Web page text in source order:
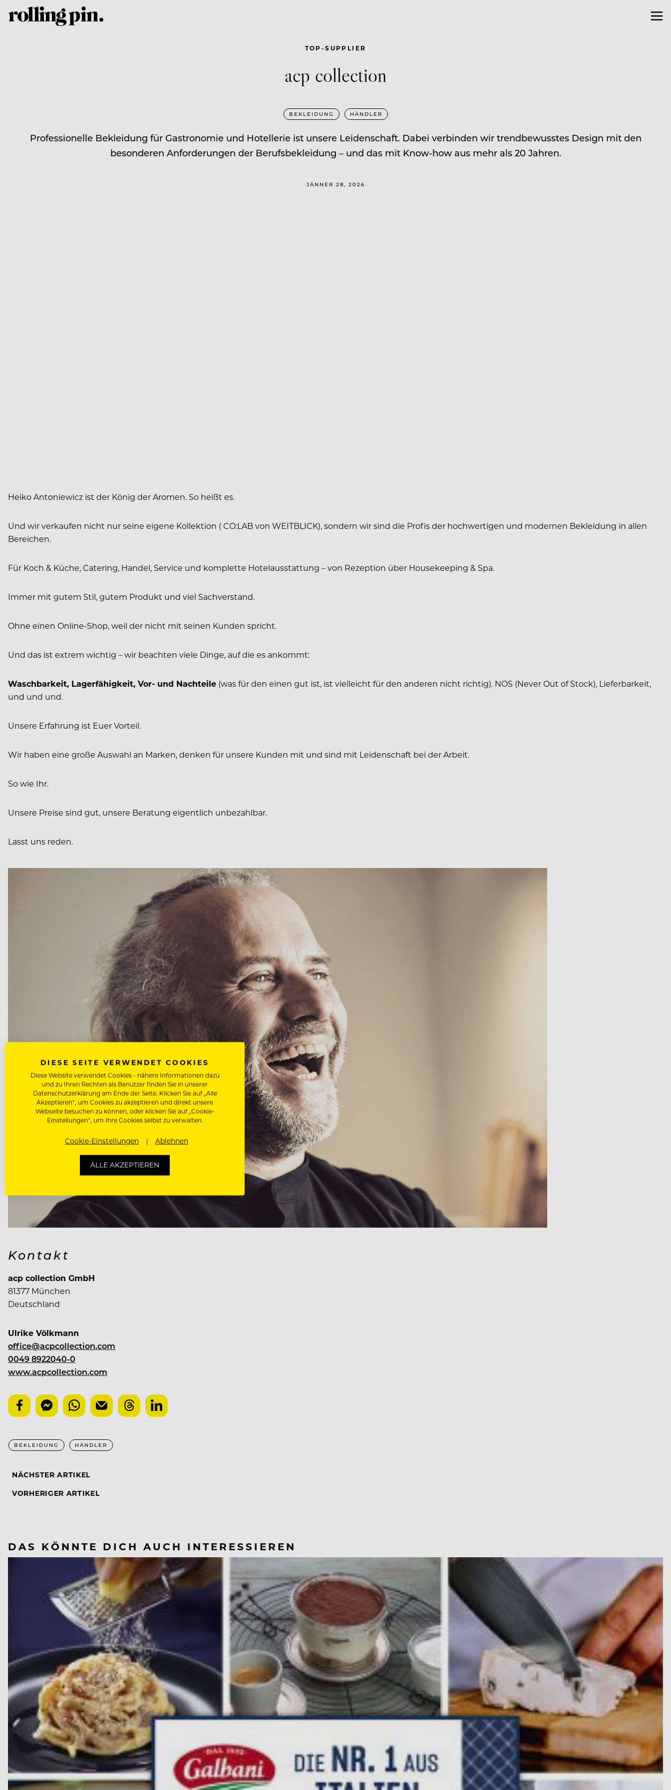
TOP-SUPPLIER
acp collection
BEKLEIDUNG HÄNDLER
Professionelle Bekleidung für Gastronomie und Hotellerie ist unsere Leidenschaft. Dabei verbinden wir trendbewusstes Design mit den
besonderen Anforderungen der Berufsbekleidung – und das mit Know-how aus mehr als 20 Jahren.
JÄNNER 28, 2026
Heiko Antoniewicz ist der König der Aromen. So heißt es.
Und wir verkaufen nicht nur seine eigene Kollektion ( CO:LAB von WEITBLICK), sondern wir sind die Profis der hochwertigen und modernen Bekleidung in allen
Bereichen.
Für Koch & Küche, Catering, Handel, Service und komplette Hotelausstattung – von Rezeption über Housekeeping & Spa.
Immer mit gutem Stil, gutem Produkt und viel Sachverstand.
Ohne einen Online-Shop, weil der nicht mit seinen Kunden spricht.
Und das ist extrem wichtig – wir beachten viele Dinge, auf die es ankommt:
Waschbarkeit, Lagerfähigkeit, Vor- und Nachteile (was für den einen gut ist, ist vielleicht für den anderen nicht richtig). NOS (Never Out of Stock), Lieferbarkeit,
und und und.
Unsere Erfahrung ist Euer Vorteil.
Wir haben eine große Auswahl an Marken, denken für unsere Kunden mit und sind mit Leidenschaft bei der Arbeit.
So wie Ihr.
Unsere Preise sind gut, unsere Beratung eigentlich unbezahlbar.
Lasst uns reden.
Kontakt
acp collection GmbH
81377 München
Deutschland
Ulrike Völkmann
office@acpcollection.com
0049 8922040-0
www.acpcollection.com
BEKLEIDUNG HÄNDLER
NÄCHSTER ARTIKEL
VORHERIGER ARTIKEL
DAS KÖNNTE DICH AUCH INTERESSIEREN
DIESE SEITE VERWENDET COOKIES
Diese Website verwendet Cookies - nähere Informationen dazu
und zu Ihren Rechten als Benutzer finden Sie in unserer
Datenschutzerklärung am Ende der Seite. Klicken Sie auf „Alle
Akzeptieren“, um Cookies zu akzeptieren und direkt unsere
Webseite besuchen zu können, oder klicken Sie auf „Cookie-
Einstellungen“, um Ihre Cookies selbst zu verwalten.
Cookie-Einstellungen Ablehnen
ALLE AKZEPTIEREN